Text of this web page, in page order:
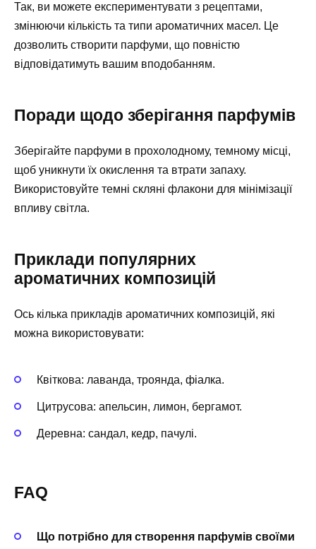
Так, ви можете експериментувати з рецептами,
змінюючи кількість та типи ароматичних масел. Це
дозволить створити парфуми, що повністю
відповідатимуть вашим вподобанням.
Поради щодо зберігання парфумів
Зберігайте парфуми в прохолодному, темному місці,
щоб уникнути їх окислення та втрати запаху.
Використовуйте темні скляні флакони для мінімізації
впливу світла.
Приклади популярних
ароматичних композицій
Ось кілька прикладів ароматичних композицій, які
можна використовувати:
Квіткова: лаванда, троянда, фіалка.
Цитрусова: апельсин, лимон, бергамот.
Деревна: сандал, кедр, пачулі.
FAQ
Що потрібно для створення парфумів своїми